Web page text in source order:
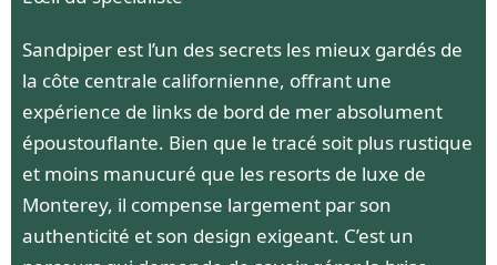
Sandpiper est l’un des secrets les mieux gardés de
la côte centrale californienne, offrant une
expérience de links de bord de mer absolument
époustouflante. Bien que le tracé soit plus rustique
et moins manucuré que les resorts de luxe de
Monterey, il compense largement par son
authenticité et son design exigeant. C’est un